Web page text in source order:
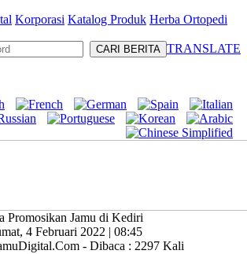
Korporasi Katalog Produk Herba Ortopedi
TRANSLATE
Promosikan Jamu di Kediri
4 Februari 2022 | 08:45
- Dibaca : 2297 Kali